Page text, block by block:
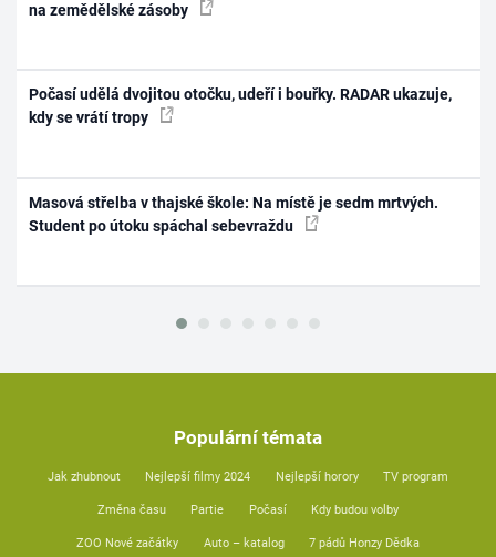
na zemědělské zásoby
Počasí udělá dvojitou otočku, udeří i bouřky. RADAR ukazuje,
kdy se vrátí tropy
Masová střelba v thajské škole: Na místě je sedm mrtvých.
Student po útoku spáchal sebevraždu
Populární témata
Jak zhubnout Nejlepší filmy 2024 Nejlepší horory TV program
Změna času Partie Počasí Kdy budou volby
ZOO Nové začátky Auto – katalog 7 pádů Honzy Dědka